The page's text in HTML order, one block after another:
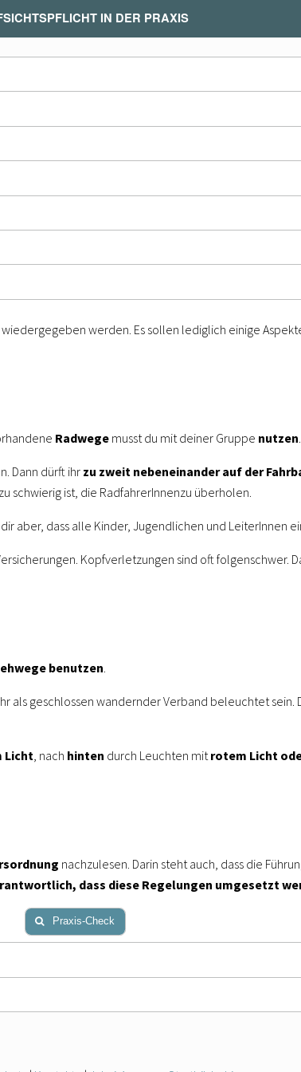
Gruppenstunde am...
IN DER PRAXIS
werden. Es sollen lediglich einige
Radwege musst du mit deiner Gruppe nutzen
Dann dürft ihr zu zweit nebeneinander auf der
schwierig ist, die RadfahrerInnenzu überholen.
aber, dass alle Kinder, Jugendlichen und LeiterInnen
Kopfverletzungen sind oft folgenschwer.
benutzen
als geschlossen wandernder Verband beleuchtet
Licht , nach hinten durch Leuchten mit rotem Licht
nachzulesen. Darin steht auch, dass die
dass diese Regelungen umgesetzt
Praxis-Check